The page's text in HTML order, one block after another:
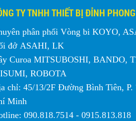
TY TNHH THIẾT BỊ ĐỈNH PHONG
phân phối Vòng bi KOYO,
đở ASAHI, LK
Curoa MITSUBOSHI, BANDO,
ROBOTA
chỉ: 45/13/2F Đường Bình Tiên, P.
Minh
090.818.7514 - 0915.813.818